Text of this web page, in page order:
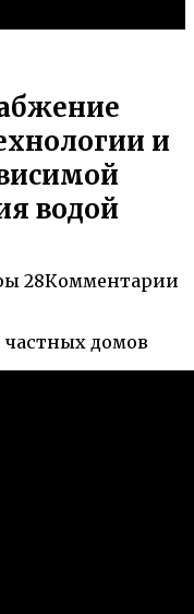
и
водой
28Комментарии